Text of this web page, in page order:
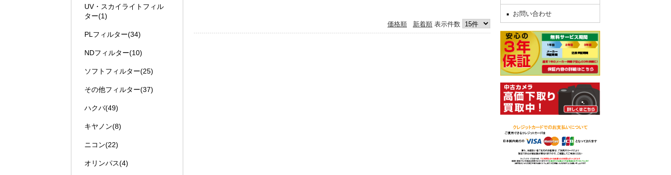
お問い合わせ
価格順 新着順 表示件数
UV・スカイライトフィル
ター(1)
PLフィルター(34)
NDフィルター(10)
ソフトフィルター(25)
その他フィルター(37)
ハクバ(49)
キヤノン(8)
ニコン(22)
オリンパス(4)